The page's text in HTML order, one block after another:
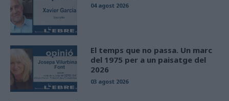
04 agost 2026
El temps que no passa. Un marc
del 1975 per a un paisatge del
2026
03 agost 2026